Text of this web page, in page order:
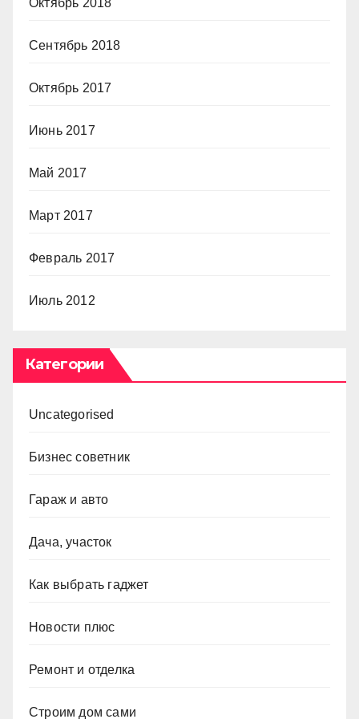
Сентябрь 2018
Октябрь 2017
Июнь 2017
Май 2017
Март 2017
Февраль 2017
Июль 2012
Категории
Uncategorised
Бизнес советник
Гараж и авто
Дача, участок
Как выбрать гаджет
Новости плюс
Ремонт и отделка
Строим дом сами